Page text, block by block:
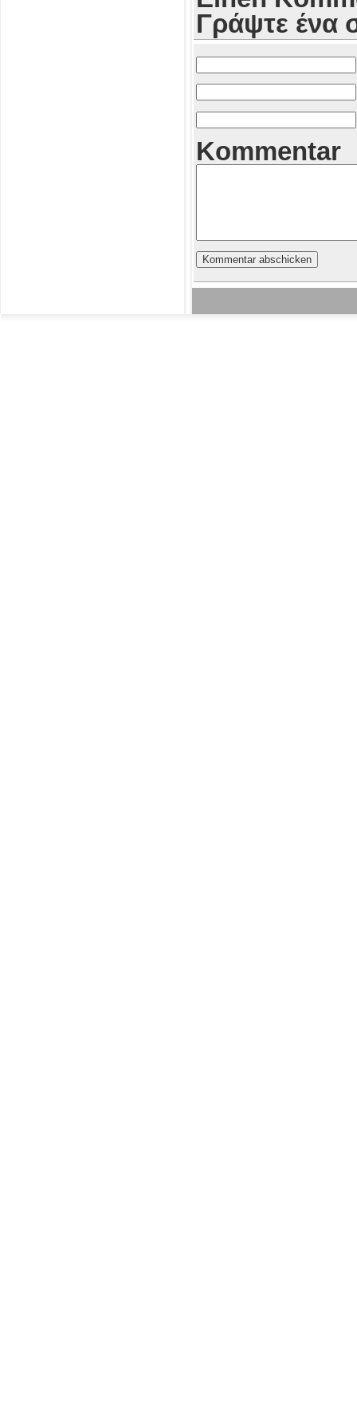
Γράψτε ένα
Kommentar